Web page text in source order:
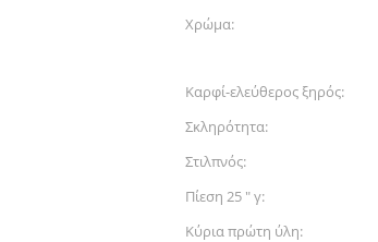
Χρώμα:
Καρφί-ελεύθερος ξηρός:
Σκληρότητα:
Στιλπνός:
Πίεση 25 " γ:
Κύρια πρώτη ύλη: